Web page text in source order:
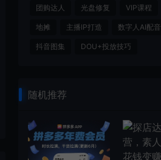
团购达人 光盘修复 VIP课程
地摊 主播IP打造 数字人AI配音
抖音图集 DOU+投放技巧
随机推荐